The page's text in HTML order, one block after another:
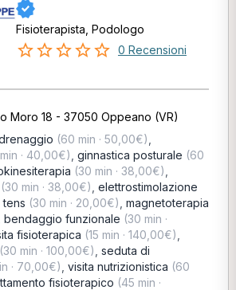
Fisioterapista, Podologo
0 Recensioni
Moro 18 - 37050 Oppeano (VR)
(60 min · 50,00€)
· 40,00€) ginnastica posturale (60
(30 min · 38,00€)
(30 min · 38,00€) elettrostimolazione
,tens (30 min · 20,00€) magnetoterapia
bendaggio funzionale (30 min ·
fisioterapica (15 min · 140,00€)
(30 min · 100,00€) seduta di
· 70,00€) visita nutrizionistica (60
fisioterapico (45 min ·